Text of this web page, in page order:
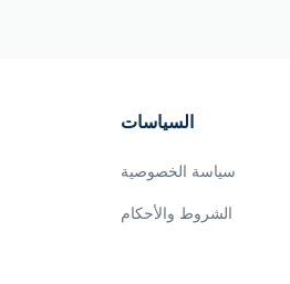
السياسات
سياسة الخصوصية
الشروط والأحكام